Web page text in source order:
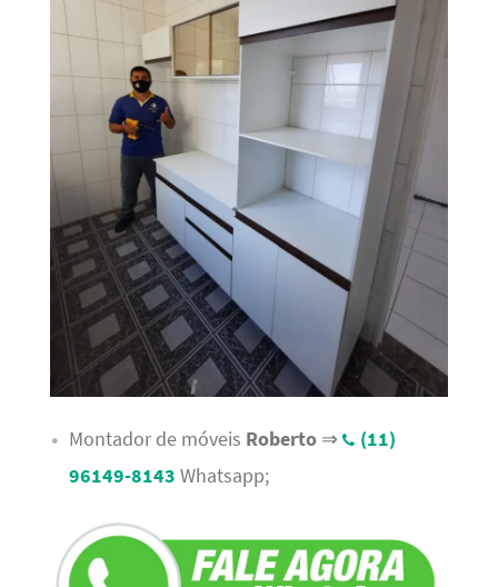
Montador de móveis Roberto⇒
(11)
96149-8143 Whatsapp;